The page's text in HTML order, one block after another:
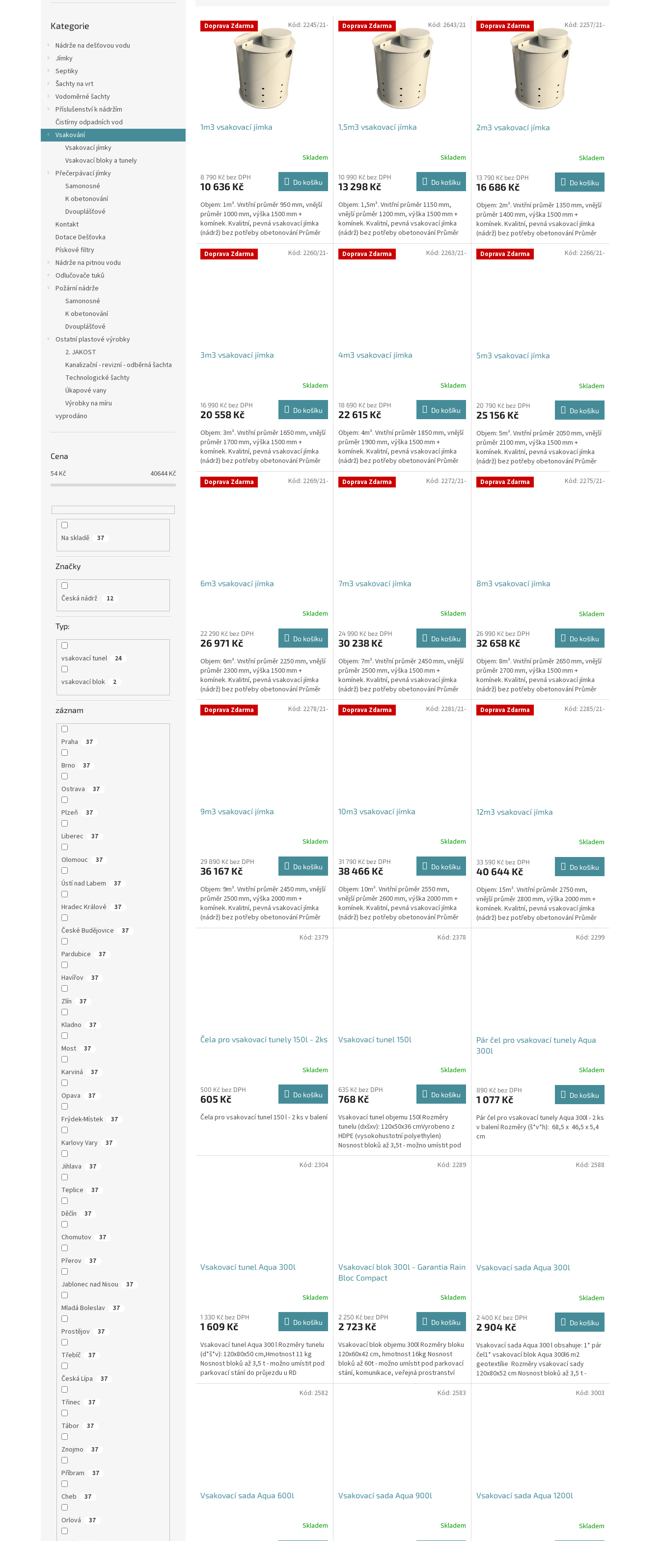
kategorie
Kategorie
Nádrže na dešťovou vodu
Jímky
Septiky
Šachty na vrt
Vodoměrné šachty
Příslušenství k nádržím
Čistírny odpadních vod
Vsakování
Vsakovací jímky
Vsakovací bloky a tunely
Přečerpávací jímky
Samonosné
K obetonování
Dvouplášťové
Kontakt
Dotace Dešťovka
Pískové filtry
Nádrže na pitnou vodu
Odlučovače tuků
Požární nádrže
Samonosné
K obetonování
Dvouplášťové
Ostatní plastové výrobky
2. JAKOST
Kanalizační - revizní - odběrná šachta
Technologické šachty
Úkapové vany
Výrobky na míru
vyprodáno
Cena
54Kč 40644Kč
Na skladě 37
Značky
Česká nádrž 12
Typ:
vsakovací tunel 24
vsakovací blok 2
záznam
Praha 37
Brno 37
Ostrava 37
Plzeň 37
Liberec 37
Olomouc 37
Ústí nad Labem 37
Hradec Králové 37
České Budějovice 37
Pardubice 37
Havířov 37
Zlín 37
Kladno 37
Most 37
Karviná 37
Opava 37
Frýdek-Místek 37
Karlovy Vary 37
Jihlava 37
Teplice 37
Děčín 37
Chomutov 37
Přerov 37
Jablonec nad Nisou 37
Mladá Boleslav 37
Prostějov 37
Třebíč 37
Česká Lípa 37
Třinec 37
Tábor 37
Znojmo 37
Příbram 37
Cheb 37
Orlová 37
nV Doprava Zdarma
1m3 vsakovací jímka
produktu
je
z
5
hvězdiček.
Skladem
8 790 Kč bez DPH
10 636 Kč Do košíku
Objem: 1m³. Vnitřní průměr 950 mm, vnější
průměr 1000 mm, výška 1500 mm +
komínek. Kvalitní, pevná vsakovací jímka
(nádrž) bez potřeby obetonování Průměr
přítoku a odtoku +...
Kód: 2245/21- Doprava Zdarma
1,5m3 vsakovací jímka
Skladem
10 990 Kč bez DPH
13 298 Kč Do košíku
Objem: 1,5m³. Vnitřní průměr 1150 mm,
vnější průměr 1200 mm, výška 1500 mm +
komínek. Kvalitní, pevná vsakovací jímka
(nádrž) bez potřeby obetonování Průměr
přítoku a odtoku +...
Kód: 2643/21 Doprava Zdarma
2m3 vsakovací jímka
produktu
je
z
5
hvězdiček.
Skladem
13 790 Kč bez DPH
16 686 Kč Do košíku
Objem: 2m³. Vnitřní průměr 1350 mm, vnější
průměr 1400 mm, výška 1500 mm +
komínek. Kvalitní, pevná vsakovací jímka
(nádrž) bez potřeby obetonování Průměr
přítoku a odtoku +...
Kód: 2257/21-
Doprava Zdarma
3m3 vsakovací jímka
Skladem
16 990 Kč bez DPH
20 558 Kč Do košíku
Objem: 3m³. Vnitřní průměr 1650 mm, vnější
průměr 1700 mm, výška 1500 mm +
komínek. Kvalitní, pevná vsakovací jímka
(nádrž) bez potřeby obetonování Průměr
přítoku a odtoku +...
Kód: 2260/21- Doprava Zdarma
4m3 vsakovací jímka
Skladem
18 690 Kč bez DPH
22 615 Kč Do košíku
Objem: 4m³. Vnitřní průměr 1850 mm, vnější
průměr 1900 mm, výška 1500 mm +
komínek. Kvalitní, pevná vsakovací jímka
(nádrž) bez potřeby obetonování Průměr
přítoku a odtoku +...
Kód: 2263/21- Doprava Zdarma
5m3 vsakovací jímka
produktu
je
z
5
hvězdiček.
Skladem
20 790 Kč bez DPH
25 156 Kč Do košíku
Objem: 5m³. Vnitřní průměr 2050 mm, vnější
průměr 2100 mm, výška 1500 mm +
komínek. Kvalitní, pevná vsakovací jímka
(nádrž) bez potřeby obetonování Průměr
přítoku a odtoku +...
Kód: 2266/21-
Doprava Zdarma
6m3 vsakovací jímka
Skladem
22 290 Kč bez DPH
26 971 Kč Do košíku
Objem: 6m³. Vnitřní průměr 2250 mm, vnější
průměr 2300 mm, výška 1500 mm +
komínek. Kvalitní, pevná vsakovací jímka
(nádrž) bez potřeby obetonování Průměr
přítoku a odtoku +...
Kód: 2269/21- Doprava Zdarma
7m3 vsakovací jímka
Skladem
24 990 Kč bez DPH
30 238 Kč Do košíku
Objem: 7m³. Vnitřní průměr 2450 mm, vnější
průměr 2500 mm, výška 1500 mm +
komínek. Kvalitní, pevná vsakovací jímka
(nádrž) bez potřeby obetonování Průměr
přítoku a odtoku +...
Kód: 2272/21- Doprava Zdarma
8m3 vsakovací jímka
Skladem
26 990 Kč bez DPH
32 658 Kč Do košíku
Objem: 8m³. Vnitřní průměr 2650 mm, vnější
průměr 2700 mm, výška 1500 mm +
komínek. Kvalitní, pevná vsakovací jímka
(nádrž) bez potřeby obetonování Průměr
přítoku a odtoku +...
Kód: 2275/21-
Doprava Zdarma
9m3 vsakovací jímka
Skladem
29 890 Kč bez DPH
36 167 Kč Do košíku
Objem: 9m³. Vnitřní průměr 2450 mm, vnější
průměr 2500 mm, výška 2000 mm +
komínek. Kvalitní, pevná vsakovací jímka
(nádrž) bez potřeby obetonování Průměr
přítoku a odtoku +...
Kód: 2278/21- Doprava Zdarma
10m3 vsakovací jímka
produktu
je
z
5
hvězdiček.
Skladem
31 790 Kč bez DPH
38 466 Kč Do košíku
Objem: 10m³. Vnitřní průměr 2550 mm,
vnější průměr 2600 mm, výška 2000 mm +
komínek. Kvalitní, pevná vsakovací jímka
(nádrž) bez potřeby obetonování Průměr
přítoku a odtoku +...
Kód: 2281/21- Doprava Zdarma
12m3 vsakovací jímka
produktu
je
z
5
hvězdiček.
Skladem
33 590 Kč bez DPH
40 644 Kč Do košíku
Objem: 15m³. Vnitřní průměr 2750 mm,
vnější průměr 2800 mm, výška 2000 mm +
komínek. Kvalitní, pevná vsakovací jímka
(nádrž) bez potřeby obetonování Průměr
přítoku a odtoku +...
Kód: 2285/21-
Čela pro vsakovací tunely 150l - 2ks
Skladem
500 Kč bez DPH
605 Kč Do košíku
Čela pro vsakovací tunel 150 l - 2 ks v balení
Kód: 2379
Vsakovací tunel 150l
produktu
je
z
5
hvězdiček.
Skladem
635 Kč bez DPH
768 Kč Do košíku
Vsakovací tunel objemu 150l Rozměry
tunelu (dxšxv): 120x50x36 cmVyrobeno z
HDPE (vysokohustotní polyethylen)
Nosnost bloků až 3,5t - možno umístit pod
parkovací stání do...
Kód: 2378
Pár čel pro vsakovací tunely Aqua
300l
Skladem
890 Kč bez DPH
1 077 Kč Do košíku
Pár čel pro vsakovací tunely Aqua 300l - 2 ks
v balení Rozměry (š*v*h): 68,5 x 46,5 x 5,4
cm
Kód: 2299
Vsakovací tunel Aqua 300l
Skladem
1 330 Kč bez DPH
1 609 Kč Do košíku
Vsakovací tunel Aqua 300 l Rozměry tunelu
(d*š*v): 120x80x50 cm,Hmotnost 11 kg
Nosnost bloků až 3,5 t - možno umístit pod
parkovací stání do průjezdu u RD
Kód: 2304
Vsakovací blok 300l - Garantia Rain
Bloc Compact
produktu
je
z
5
hvězdiček.
Skladem
2 250 Kč bez DPH
2 723 Kč Do košíku
Vsakovací blok objemu 300l Rozměry bloku
120x60x42 cm, hmotnost 16kg Nosnost
bloků až 60t - možno umístit pod parkovací
stání, komunikace, veřejná prostranství
Cena včetně...
Kód: 2289
Vsakovací sada Aqua 300l
produktu
je
z
5
hvězdiček.
Skladem
2 400 Kč bez DPH
2 904 Kč Do košíku
Vsakovací sada Aqua 300 l obsahuje: 1* pár
čel1* vsakovací blok Aqua 300l6 m2
geotextílie Rozměry vsakovací sady
120x80x52 cm Nosnost bloků až 3,5 t -
možno umístit pod...
Kód: 2588
Vsakovací sada Aqua 600l
Skladem
Kód: 2582
Vsakovací sada Aqua 900l
Skladem
Kód: 2583
Vsakovací sada Aqua 1200l
Skladem
Kód: 3003